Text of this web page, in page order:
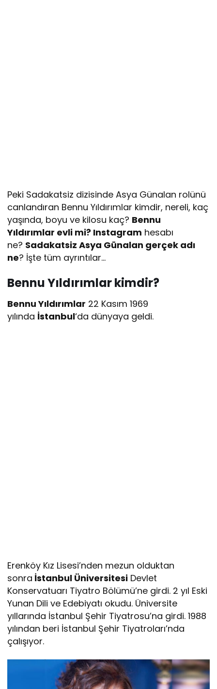
Peki Sadakatsiz dizisinde Asya Günalan rolünü
canlandıran Bennu Yıldırımlar kimdir, nereli, kaç
yaşında, boyu ve kilosu kaç? Bennu
Yıldırımlar evli mi? Instagram hesabı
ne? Sadakatsiz Asya Günalan gerçek adı
ne? İşte tüm ayrıntılar…
Bennu Yıldırımlar kimdir?
Bennu Yıldırımlar 22 Kasım 1969
yılında İstanbul‘da dünyaya geldi.
Erenköy Kız Lisesi’nden mezun olduktan
sonra İstanbul Üniversitesi Devlet
Konservatuarı Tiyatro Bölümü’ne girdi. 2 yıl Eski
Yunan Dili ve Edebiyatı okudu. Üniversite
yıllarında İstanbul Şehir Tiyatrosu’na girdi. 1988
yılından beri İstanbul Şehir Tiyatroları’nda
çalışıyor.